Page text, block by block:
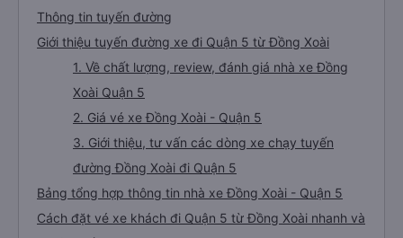
Thông tin tuyến đường
Giới thiệu tuyến đường xe đi Quận 5 từ Đồng Xoài
1. Về chất lượng, review, đánh giá nhà xe Đồng
Xoài Quận 5
2. Giá vé xe Đồng Xoài - Quận 5
3. Giới thiệu, tư vấn các dòng xe chạy tuyến
đường Đồng Xoài đi Quận 5
Bảng tổng hợp thông tin nhà xe Đồng Xoài - Quận 5
Cách đặt vé xe khách đi Quận 5 từ Đồng Xoài nhanh và